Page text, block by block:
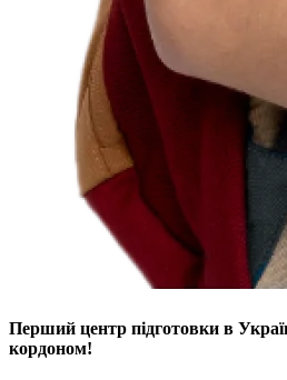
Перший центр підготовки в
кордоном!